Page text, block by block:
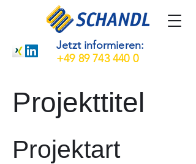
Jetzt informieren:
+49 89 743 440 0
Projekttitel
Projektart